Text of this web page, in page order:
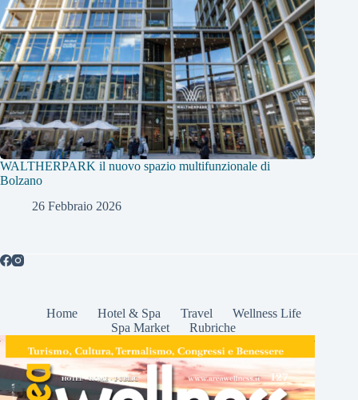
WALTHERPARK il nuovo spazio multifunzionale di
Bolzano
26 Febbraio 2026
Home Hotel & Spa Travel
Wellness Life
Spa Market
Rubriche